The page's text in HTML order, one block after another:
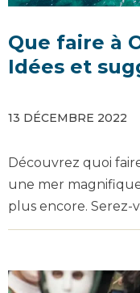
Que faire à
Idées et
13 DÉCEMBRE 2022
Découvrez quoi
une mer
plus encore. Serez-